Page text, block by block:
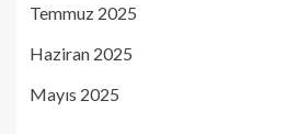
Temmuz 2025
Haziran 2025
Mayıs 2025